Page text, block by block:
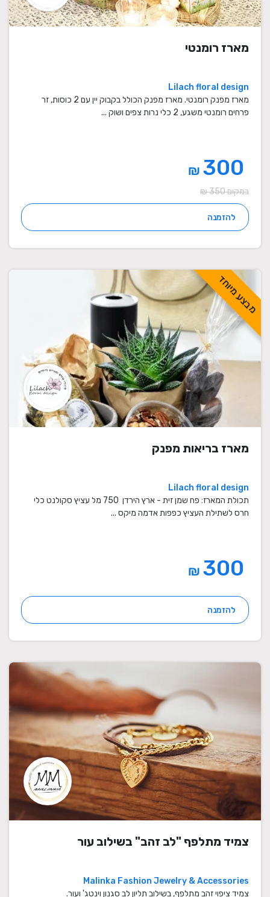
מארז רומנטי
Lilach floral design
מארז מפנק רומנטי. מארז מפנק הכולל בקבוק יין עם 2 כוסות, זר
פרחים רומנטי משגע, 2 כלי נרות צפים ושוק ...
₪
במקום 350 ₪
להזמנה
מבצע מיוחד
מארז בריאות מפנק
Lilach floral design
תכולת המארז: פח שמן זית - ארץ הירדן 750 מל עציץ סקולנט כלי
חרס לשתילת העציץ כפפות אדמה מיקס ...
₪
להזמנה
צמיד מתלפף "לב זהב" בשילוב עור
Malinka Fashion Jewelry & Accessories
צמיד ציפוי זהב מתלפף, בשילוב תליון לב סגנון וינטג' ועור.